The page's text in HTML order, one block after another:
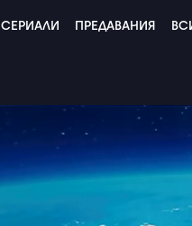
СЕРИАЛИ ПРЕДАВАНИЯ